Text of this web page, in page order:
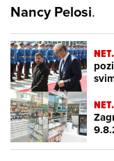
Nancy Pelosi.